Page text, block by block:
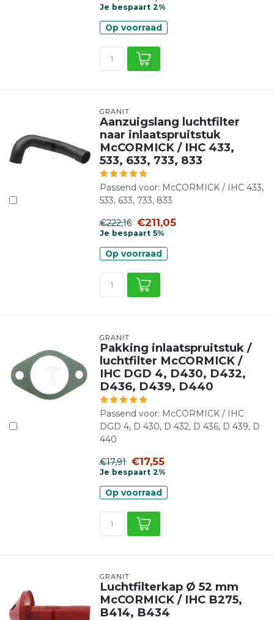
Je bespaart 2%
Op voorraad
GRANIT
Aanzuigslang luchtfilter
naar inlaatspruitstuk
McCORMICK / IHC 433,
533, 633, 733, 833
Passend voor: McCORMICK / IHC 433,
533, 633, 733, 833
€222,16 €211,05
Je bespaart 5%
Op voorraad
GRANIT
Pakking inlaatspruitstuk /
luchtfilter McCORMICK /
IHC DGD 4, D430, D432,
D436, D439, D440
Passend voor: McCORMICK / IHC
DGD 4, D 430, D 432, D 436, D 439, D
440
€17,91 €17,55
Je bespaart 2%
Op voorraad
GRANIT
Luchtfilterkap Ø 52 mm
McCORMICK / IHC B275,
B414, B434